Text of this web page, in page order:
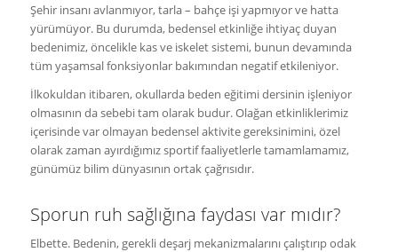
Şehir insanı avlanmıyor, tarla – bahçe işi yapmıyor ve hatta
yürümüyor. Bu durumda, bedensel etkinliğe ihtiyaç duyan
bedenimiz, öncelikle kas ve iskelet sistemi, bunun devamında
tüm yaşamsal fonksiyonlar bakımından negatif etkileniyor.
İlkokuldan itibaren, okullarda beden eğitimi dersinin işleniyor
olmasının da sebebi tam olarak budur. Olağan etkinliklerimiz
içerisinde var olmayan bedensel aktivite gereksinimini, özel
olarak zaman ayırdığımız sportif faaliyetlerle tamamlamamız,
günümüz bilim dünyasının ortak çağrısıdır.
Sporun ruh sağlığına faydası var mıdır?
Elbette. Bedenin, gerekli deşarj mekanizmalarını çalıştırıp odak